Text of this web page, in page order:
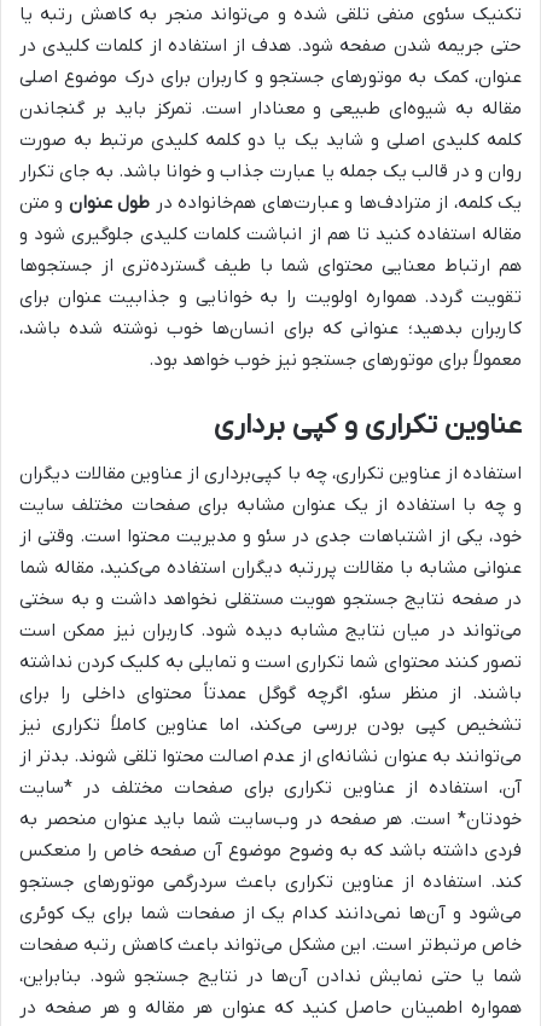
تکنیک سئوی منفی تلقی شده و می‌تواند منجر به کاهش رتبه یا
حتی جریمه شدن صفحه شود. هدف از استفاده از کلمات کلیدی در
عنوان، کمک به موتورهای جستجو و کاربران برای درک موضوع اصلی
مقاله به شیوه‌ای طبیعی و معنادار است. تمرکز باید بر گنجاندن
کلمه کلیدی اصلی و شاید یک یا دو کلمه کلیدی مرتبط به صورت
روان و در قالب یک جمله یا عبارت جذاب و خوانا باشد. به جای تکرار
یک کلمه، از مترادف‌ها و عبارت‌های هم‌خانواده در طول عنوان و متن
مقاله استفاده کنید تا هم از انباشت کلمات کلیدی جلوگیری شود و
هم ارتباط معنایی محتوای شما با طیف گسترده‌تری از جستجوها
تقویت گردد. همواره اولویت را به خوانایی و جذابیت عنوان برای
کاربران بدهید؛ عنوانی که برای انسان‌ها خوب نوشته شده باشد،
معمولاً برای موتورهای جستجو نیز خوب خواهد بود.
عناوین تکراری و کپی برداری
استفاده از عناوین تکراری، چه با کپی‌برداری از عناوین مقالات دیگران
و چه با استفاده از یک عنوان مشابه برای صفحات مختلف سایت
خود، یکی از اشتباهات جدی در سئو و مدیریت محتوا است. وقتی از
عنوانی مشابه با مقالات پررتبه دیگران استفاده می‌کنید، مقاله شما
در صفحه نتایج جستجو هویت مستقلی نخواهد داشت و به سختی
می‌تواند در میان نتایج مشابه دیده شود. کاربران نیز ممکن است
تصور کنند محتوای شما تکراری است و تمایلی به کلیک کردن نداشته
باشند. از منظر سئو، اگرچه گوگل عمدتاً محتوای داخلی را برای
تشخیص کپی بودن بررسی می‌کند، اما عناوین کاملاً تکراری نیز
می‌توانند به عنوان نشانه‌ای از عدم اصالت محتوا تلقی شوند. بدتر از
آن، استفاده از عناوین تکراری برای صفحات مختلف در *سایت
خودتان* است. هر صفحه در وب‌سایت شما باید عنوان منحصر به
فردی داشته باشد که به وضوح موضوع آن صفحه خاص را منعکس
کند. استفاده از عناوین تکراری باعث سردرگمی موتورهای جستجو
می‌شود و آن‌ها نمی‌دانند کدام یک از صفحات شما برای یک کوئری
خاص مرتبط‌تر است. این مشکل می‌تواند باعث کاهش رتبه صفحات
شما یا حتی نمایش ندادن آن‌ها در نتایج جستجو شود. بنابراین،
همواره اطمینان حاصل کنید که عنوان هر مقاله و هر صفحه در